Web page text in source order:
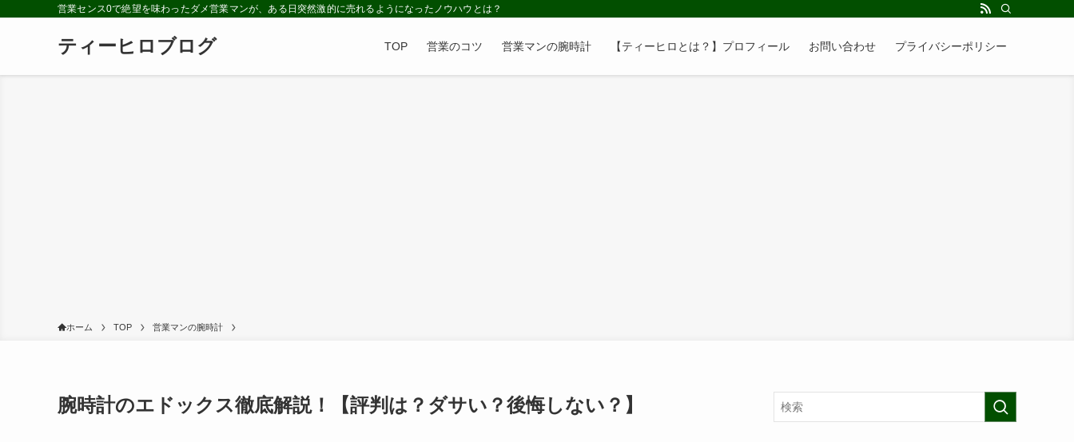
営業センス0で絶望を味わったダメ営業マンが、ある日突然激的に売れるようになったノウハウとは？
ティーヒロブログ TOP 営業のコツ 営業マンの腕時計 【ティーヒロとは？】プロフィール お問い合わせ プライバシーポリシー
ホーム TOP 営業マンの腕時計
腕時計のエドックス徹底解説！【評判は？ダサい？後悔しない？】